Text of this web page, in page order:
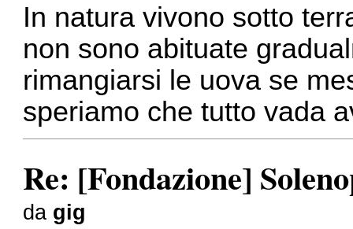
In natura vivono sotto
non sono abituate
rimangiarsi le uova se
speriamo che tutto vada
Re: [Fondazione]
da gig